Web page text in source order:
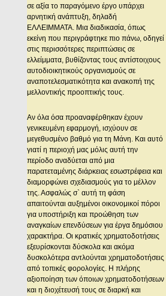
σε αξία το παραγόμενο έργο υπάρχει
αρνητική ανάπτυξη, δηλαδή
ΕΛΛΕΙΜΜΑΤΑ. Μια διαδικασία, όπως
εκείνη που περιγράφτηκε πιο πάνω, οδηγεί
στις περισσότερες περιπτώσεις σε
ελλείμματα, βυθίζοντας τους αντίστοιχους
αυτοδιοικητικούς οργανισμούς σε
αναποτελεσματικότητα και ανακοπή της
μελλοντικής προοπτικής τους.
Αν όλα όσα προαναφέρθηκαν έχουν
γενικευμένη εφαρμογή, ισχύουν σε
μεγεθυσμένο βαθμό για τη Μάνη. Και αυτό
γιατί η περιοχή μας μόλις αυτή την
περίοδο αναδύεται από μια
παρατεταμένης διάρκειας εσωστρέφεια και
διαμορφώνει σχεδιασμούς για το μέλλον
της. Ασφαλώς σ` αυτή τη φάση
απαιτούνται αυξημένοι οικονομικοί πόροι
για υποστήριξη και προώθηση των
αναγκαίων επενδύσεων για έργα δημόσιου
χαρακτήρα. Οι κρατικές χρηματοδοτήσεις
εξευρίσκονται δύσκολα και ακόμα
δυσκολότερα αντλούνται χρηματοδοτήσεις
από τοπικές φορολογίες. Η πλήρης
αξιοποίηση των όποιων χρηματοδοτήσεων
και η διοχέτευσή τους σε διαρκή και